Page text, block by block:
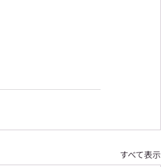
すべて表示